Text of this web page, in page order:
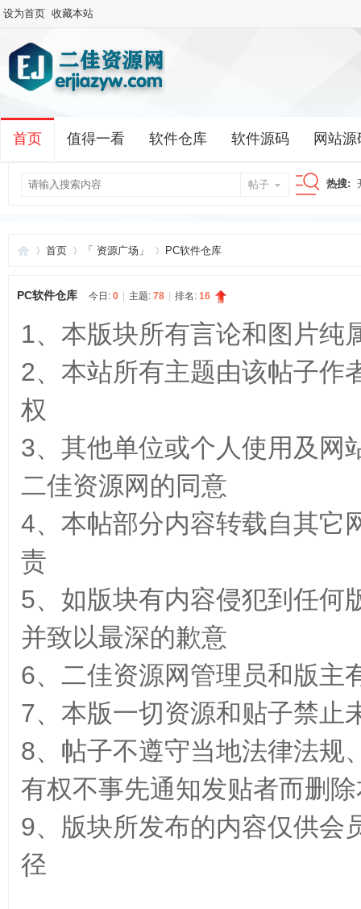
设为首页 收藏本站
首页 值得一看 软件仓库 软件源码 网站源
帖子 热搜:
佳
资
首页 「 资源广场」
›
PC软件仓库
PC软件仓库 今日: 0 主题: 78 排名: 16
1、本版块所有言论和图片纯
2、本站所有主题由该帖子作
权
3、其他单位或个人使用及网
二佳资源网的同意
4、本帖部分内容转载自其它
责
5、如版块有内容侵犯到任何
并致以最深的歉意
6、二佳资源网管理员和版主
7、本版一切资源和贴子禁止
8、帖子不遵守当地法律法规
有权不事先通知发贴者而删
9、版块所发布的内容仅供会
径